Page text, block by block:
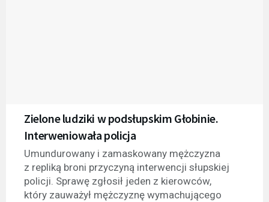
Zielone ludziki w podsłupskim Głobinie.
Interweniowała policja
Umundurowany i zamaskowany mężczyzna
z repliką broni przyczyną interwencji słupskiej
policji. Sprawę zgłosił jeden z kierowców,
który zauważył mężczyznę wymachującego